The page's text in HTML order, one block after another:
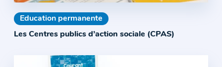
Education permanente
Les Centres publics d’action sociale (CPAS)